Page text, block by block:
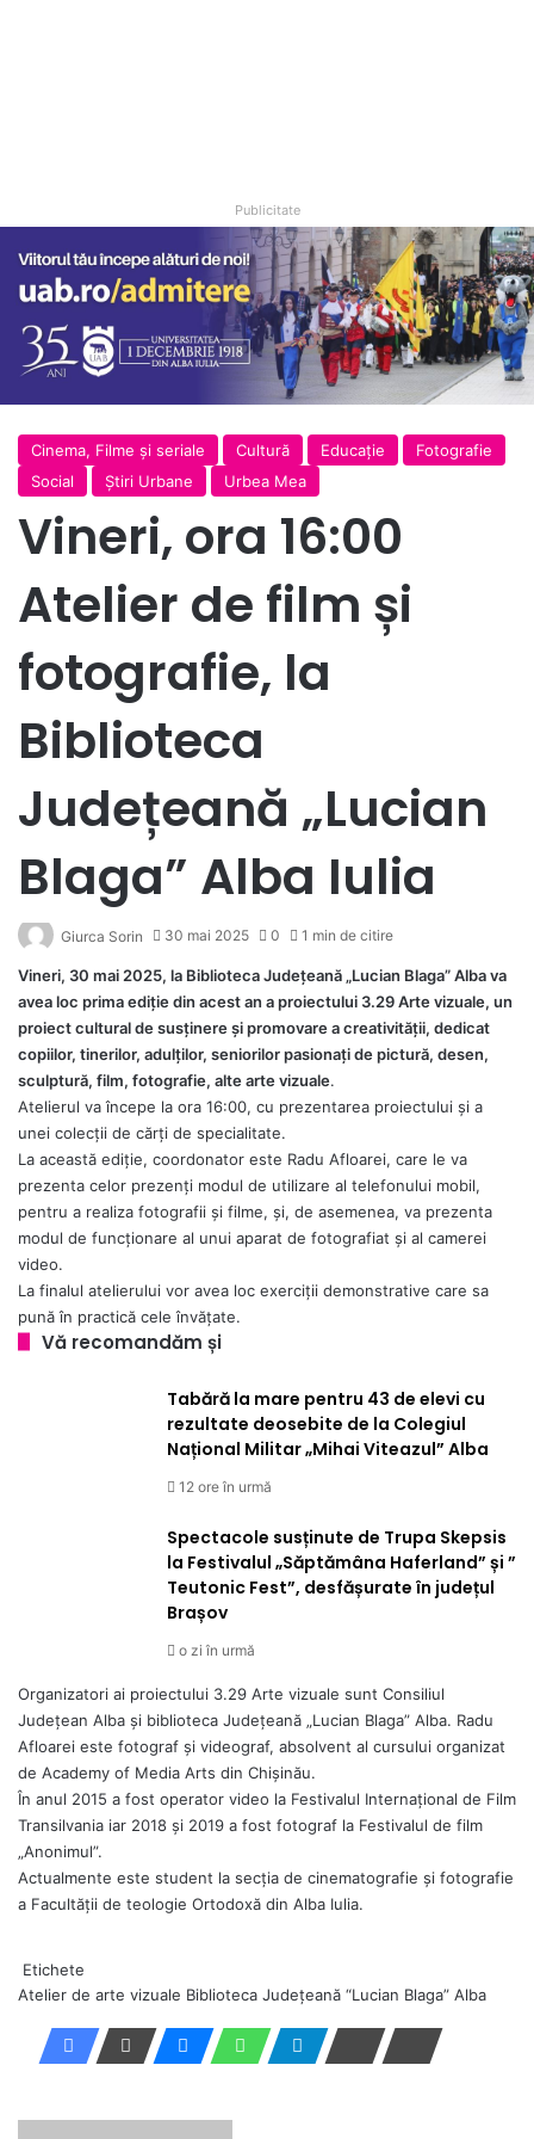
Publicitate
Cinema, Filme și seriale Cultură Educație
Fotografie
Social
Ştiri Urbane Urbea Mea
Vineri, ora 16:00
Atelier de film și
fotografie, la
Biblioteca
Județeană „Lucian
Blaga” Alba Iulia
Giurca Sorin 30 mai 2025 0 1 min de citire
Vineri, 30 mai 2025, la Biblioteca Județeană „Lucian Blaga” Alba va
avea loc prima ediție din acest an a proiectului 3.29 Arte vizuale, un
proiect cultural de susținere și promovare a creativității, dedicat
copiilor, tinerilor, adulților, seniorilor pasionați de pictură, desen,
sculptură, film, fotografie, alte arte vizuale.
Atelierul va începe la ora 16:00, cu prezentarea proiectului și a
unei colecții de cărți de specialitate.
La această ediție, coordonator este Radu Afloarei, care le va
prezenta celor prezenți modul de utilizare al telefonului mobil,
pentru a realiza fotografii și filme, și, de asemenea, va prezenta
modul de funcționare al unui aparat de fotografiat și al camerei
video.
La finalul atelierului vor avea loc exerciții demonstrative care sa
pună în practică cele învățate.
Vă recomandăm și
Tabără la mare pentru 43 de elevi cu
rezultate deosebite de la Colegiul
Național Militar „Mihai Viteazul” Alba
12 ore în urmă
Spectacole susținute de Trupa Skepsis
la Festivalul „Săptămâna Haferland” și ”
Teutonic Fest”, desfășurate în județul
Brașov
o zi în urmă
Organizatori ai proiectului 3.29 Arte vizuale sunt Consiliul
Județean Alba și biblioteca Județeană „Lucian Blaga” Alba. Radu
Afloarei este fotograf și videograf, absolvent al cursului organizat
de Academy of Media Arts din Chișinău.
În anul 2015 a fost operator video la Festivalul Internațional de Film
Transilvania iar 2018 și 2019 a fost fotograf la Festivalul de film
„Anonimul”.
Actualmente este student la secția de cinematografie și fotografie
a Facultății de teologie Ortodoxă din Alba Iulia.
Etichete
Atelier de arte vizuale Biblioteca Judeţeană “Lucian Blaga” Alba